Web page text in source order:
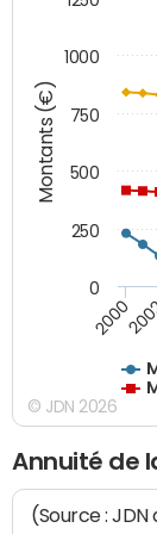
Montants (€)
2000
0
250
500
750
1000
© JDN 2026
Annuité de
(Source :